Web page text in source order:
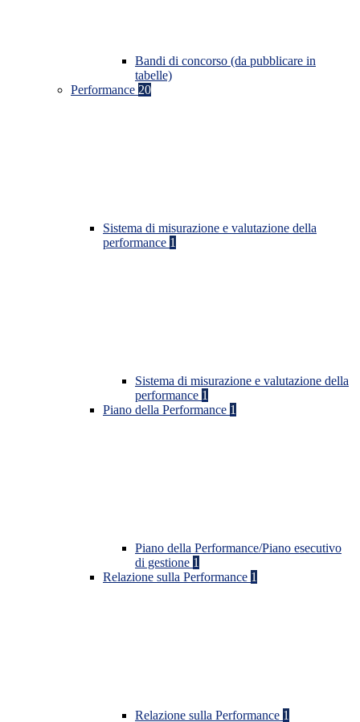
Bandi di concorso (da pubblicare in
tabelle)
Performance 20
Sistema di misurazione e valutazione della
performance 1
Sistema di misurazione e valutazione della
performance 1
Piano della Performance 1
Piano della Performance/Piano esecutivo
di gestione 1
Relazione sulla Performance 1
Relazione sulla Performance 1